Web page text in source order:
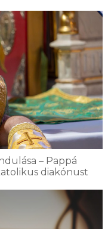
– Pappá
diakónust